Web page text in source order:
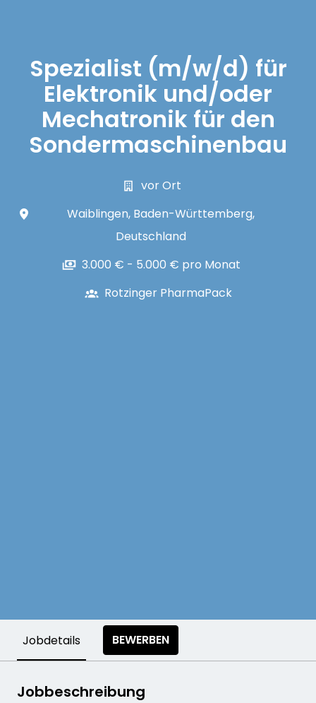
Spezialist (m/w/d) für
Elektronik und/oder
Mechatronik für den
Sondermaschinenbau
vor Ort
Waiblingen, Baden-Württemberg,
Deutschland
3.000 € - 5.000 € pro Monat
Rotzinger PharmaPack
Jobdetails BEWERBEN
Jobbeschreibung